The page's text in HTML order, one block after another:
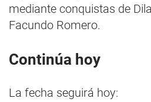
mediante conquistas de
Facundo Romero.
Continúa hoy
La fecha seguirá hoy: